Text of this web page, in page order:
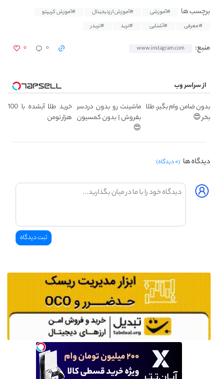
برچسب ها #آموزشی #آموزش ارزدیجیتال
#آموزش کریپتو
#معرفی
#آشنایی #ترید #تریدر
منبع: www.instagram.com ۰ ۰
از سراسر وب
بدون ضامن وام بگیر، طلا
بخر 😍
ماشینت رو بدون دردسر
بفروش | بدون کمسیون
😍
خرید طلا آبشده با 100
هزار تومن
دیدگاه ها (۰ دیدگاه)